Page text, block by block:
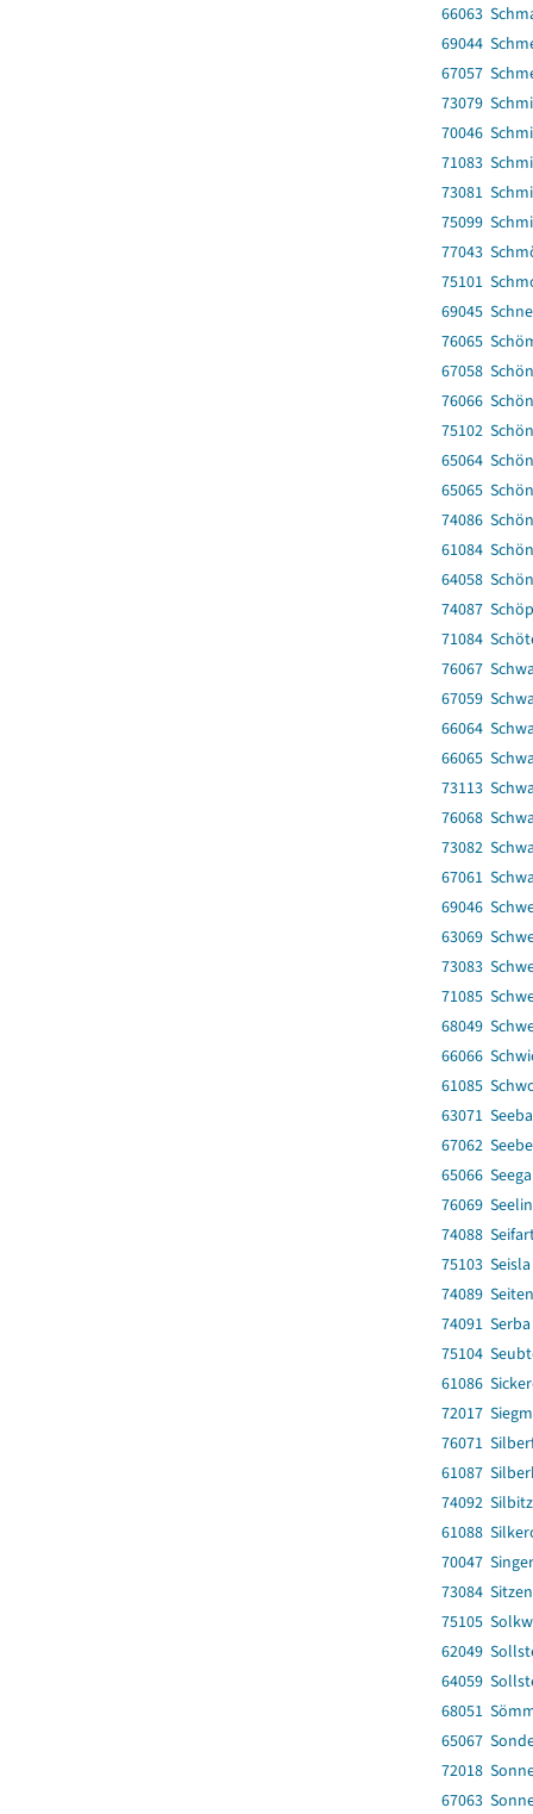
66063
69044
67057
73079
70046
71083
73081
75099
77043
75101
69045
76065
67058
76066
75102
65064
65065
74086
61084
64058
74087
71084
76067
67059
66064
66065
73113
76068
73082
67061
69046
63069
73083
71085
68049
66066
61085
63071
67062
65066 Seega
76069
74088
75103 Seisla
74089
74091 Serba
75104
61086
72017
76071
61087
74092 Silbitz
61088
70047
73084
75105
62049
64059
68051
65067
72018
67063